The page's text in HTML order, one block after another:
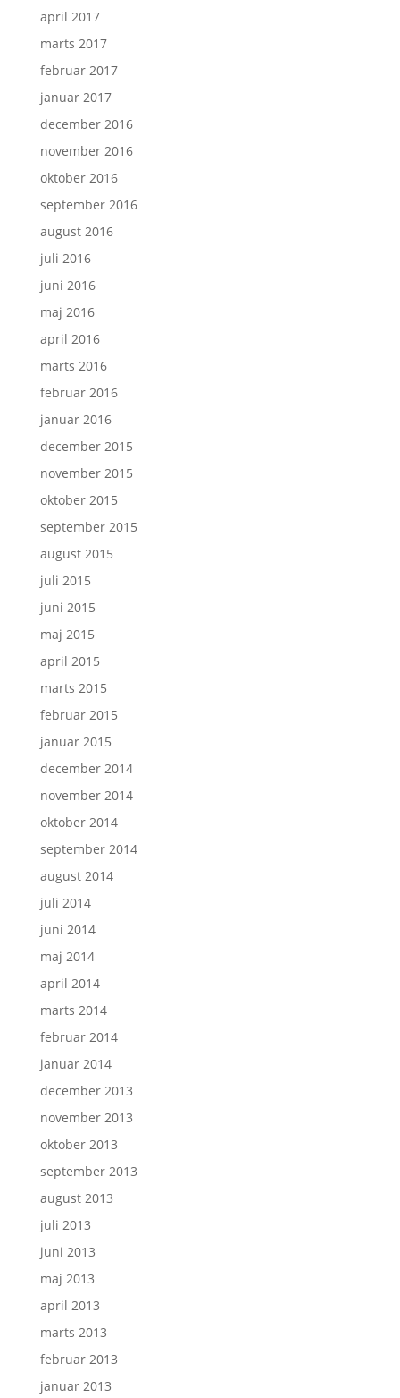
april 2017
marts 2017
februar 2017
januar 2017
december 2016
november 2016
oktober 2016
september 2016
august 2016
juli 2016
juni 2016
maj 2016
april 2016
marts 2016
februar 2016
januar 2016
december 2015
november 2015
oktober 2015
september 2015
august 2015
juli 2015
juni 2015
maj 2015
april 2015
marts 2015
februar 2015
januar 2015
december 2014
november 2014
oktober 2014
september 2014
august 2014
juli 2014
juni 2014
maj 2014
april 2014
marts 2014
februar 2014
januar 2014
december 2013
november 2013
oktober 2013
september 2013
august 2013
juli 2013
juni 2013
maj 2013
april 2013
marts 2013
februar 2013
januar 2013